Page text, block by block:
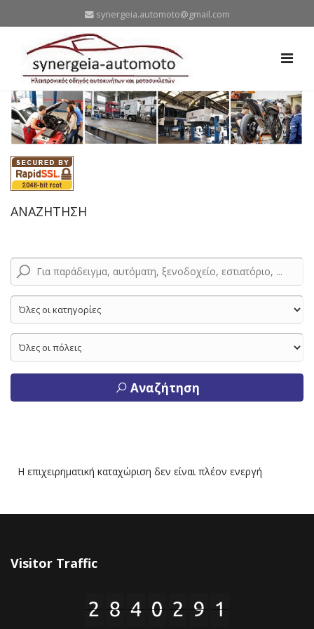
synergeia.automoto@gmail.com
ΑΝΑΖΗΤΗΣΗ
Αναζήτηση
Η επιχειρηματική καταχώριση δεν είναι πλέον ενεργή
Visitor Traffic